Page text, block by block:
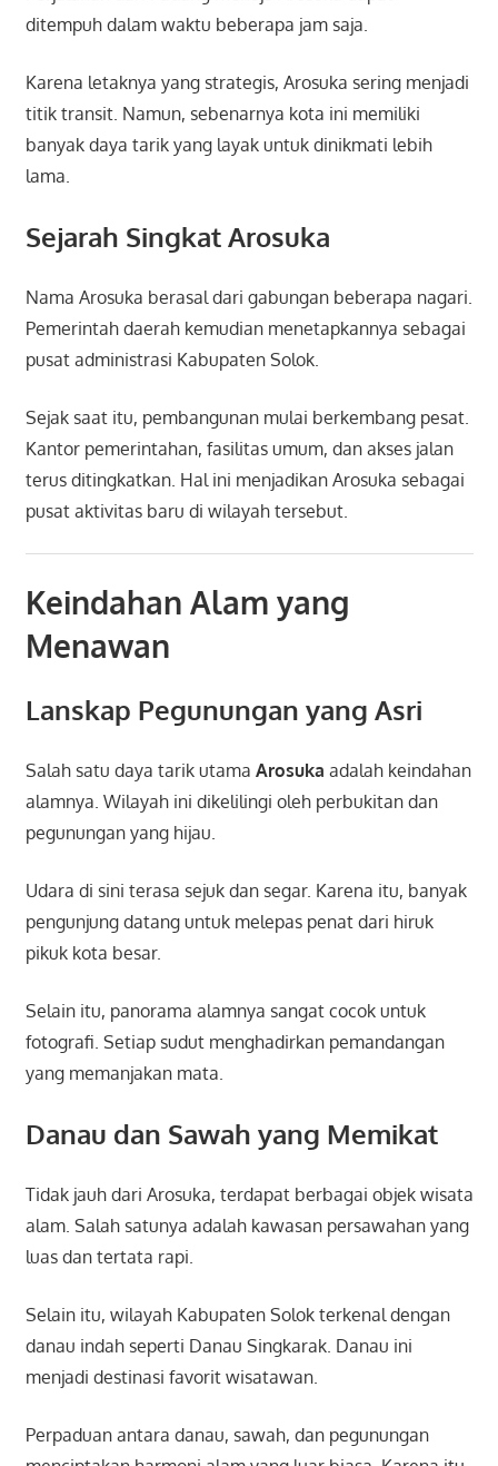
ditempuh dalam waktu beberapa jam saja.
Karena letaknya yang strategis, Arosuka sering menjadi
titik transit. Namun, sebenarnya kota ini memiliki
banyak daya tarik yang layak untuk dinikmati lebih
lama.
Sejarah Singkat Arosuka
Nama Arosuka berasal dari gabungan beberapa nagari.
Pemerintah daerah kemudian menetapkannya sebagai
pusat administrasi Kabupaten Solok.
Sejak saat itu, pembangunan mulai berkembang pesat.
Kantor pemerintahan, fasilitas umum, dan akses jalan
terus ditingkatkan. Hal ini menjadikan Arosuka sebagai
pusat aktivitas baru di wilayah tersebut.
Keindahan Alam yang
Menawan
Lanskap Pegunungan yang Asri
Salah satu daya tarik utama Arosuka adalah keindahan
alamnya. Wilayah ini dikelilingi oleh perbukitan dan
pegunungan yang hijau.
Udara di sini terasa sejuk dan segar. Karena itu, banyak
pengunjung datang untuk melepas penat dari hiruk
pikuk kota besar.
Selain itu, panorama alamnya sangat cocok untuk
fotografi. Setiap sudut menghadirkan pemandangan
yang memanjakan mata.
Danau dan Sawah yang Memikat
Tidak jauh dari Arosuka, terdapat berbagai objek wisata
alam. Salah satunya adalah kawasan persawahan yang
luas dan tertata rapi.
Selain itu, wilayah Kabupaten Solok terkenal dengan
danau indah seperti Danau Singkarak. Danau ini
menjadi destinasi favorit wisatawan.
Perpaduan antara danau, sawah, dan pegunungan